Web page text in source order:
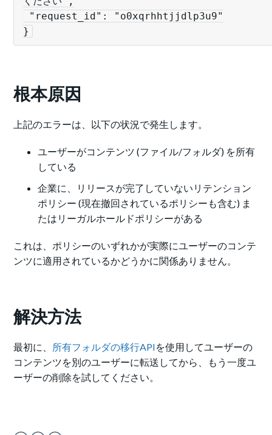
}
根本原因
上記のエラーは、以下の状況で発生します。
ユーザーがコンテンツ (ファイル/フォルダ) を所有
している
企業に、リリースが完了していないリテンション
ポリシー (現在撤回されているポリシーも含む) ま
たはリーガルホールドポリシーがある
これは、ポリシーのいずれかが実際にユーザーのコンテ
ンツに適用されているかどうかに関係ありません。
解決方法
最初に、 所有フォルダの移行APIを使用してユーザーの
コンテンツを別のユーザーに転送してから、もう一度ユ
ーザーの削除を試してください。